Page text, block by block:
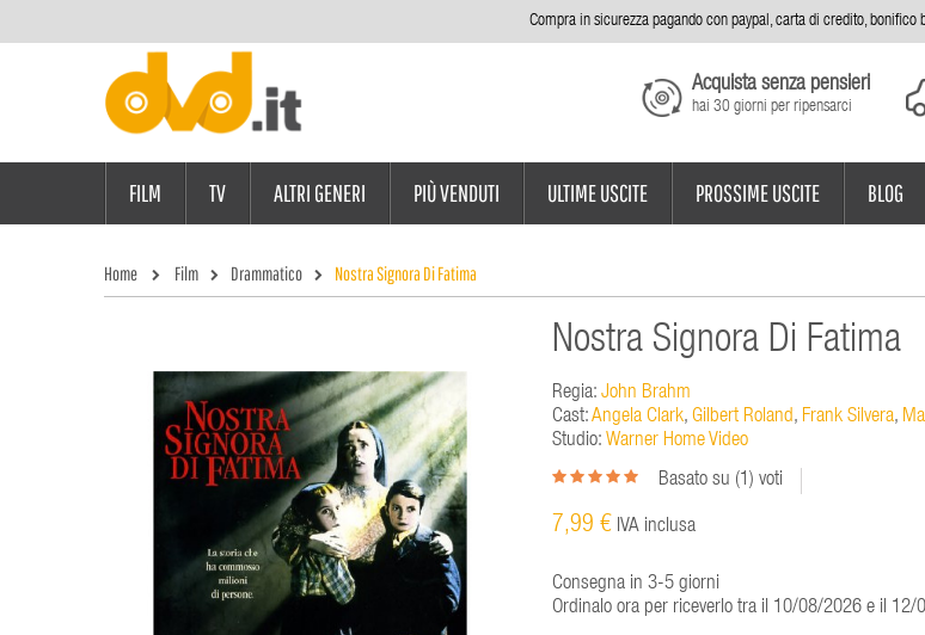
Compra in sicurezza pagando con paypal, carta di credito, bonifico
Acquista senza pensieri
hai 30 giorni per ripensarci
FILM TV ALTRI GENERI PIÙ VENDUTI ULTIME USCITE PROSSIME USCITE BLOG
Home Film Drammatico Nostra Signora Di Fatima
Nostra Signora Di Fatima
Regia: John Brahm
Cast:Angela Clark, Gilbert Roland, Frank Silvera,
Studio: Warner Home Video
Basato su (1 ) voti
7,99 € IVA inclusa
Consegna in 3-5 giorni
Ordinalo ora per riceverlo tra il 10/08/2026 e il 12/